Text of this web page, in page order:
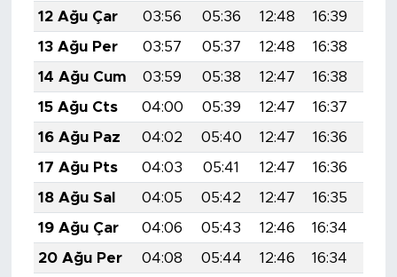
12 Ağu Çar
03:56 05:36 12:48 16:39
13 Ağu Per
03:57 05:37 12:48 16:38
14 Ağu Cum
03:59 05:38 12:47 16:38
15 Ağu Cts
04:00 05:39 12:47 16:37
16 Ağu Paz
04:02 05:40 12:47 16:36
17 Ağu Pts
04:03 05:41 12:47 16:36
18 Ağu Sal
04:05 05:42 12:47 16:35
19 Ağu Çar
04:06 05:43 12:46 16:34
20 Ağu Per
04:08 05:44 12:46 16:34